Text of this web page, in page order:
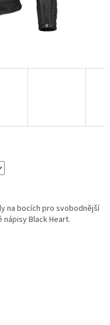
na bocích pro svobodnější
Black Heart.